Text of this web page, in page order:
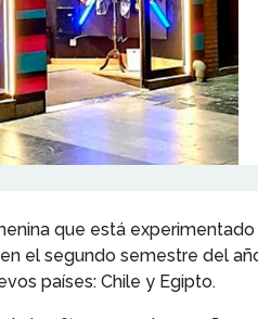
que está
el segundo semestre del
países: Chile y Egipto.